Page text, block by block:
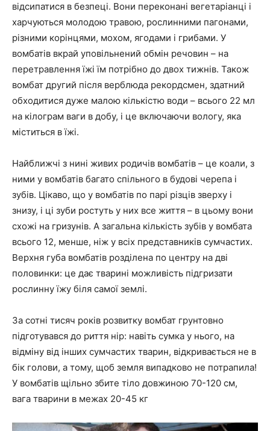
відсипатися в безпеці. Вони переконані вегетаріанці і
харчуються молодою травою, рослинними пагонами,
різними корінцями, мохом, ягодами і грибами. У
вомбатів вкрай уповільнений обмін речовин – на
перетравлення їжі їм потрібно до двох тижнів. Також
вомбат другий після верблюда рекордсмен, здатний
обходитися дуже малою кількістю води – всього 22 мл
на кілограм ваги в добу, і це включаючи вологу, яка
міститься в їжі.
Найближчі з нині живих родичів вомбатів – це коали, з
ними у вомбатів багато спільного в будові черепа і
зубів. Цікаво, що у вомбатів по парі різців зверху і
знизу, і ці зуби ростуть у них все життя – в цьому вони
схожі на гризунів. А загальна кількість зубів у вомбата
всього 12, менше, ніж у всіх представників сумчастих.
Верхня губа вомбатів розділена по центру на дві
половинки: це дає тварині можливість підгризати
рослинну їжу біля самої землі.
За сотні тисяч років розвитку вомбат грунтовно
підготувався до риття нір: навіть сумка у нього, на
відміну від інших сумчастих тварин, відкривається не в
бік голови, а тому, щоб земля випадково не потрапила!
У вомбатів щільно збите тіло довжиною 70-120 см,
вага тварини в межах 20-45 кг